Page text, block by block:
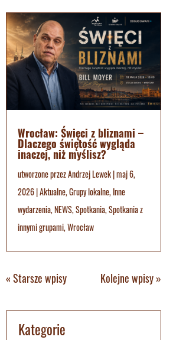
Wrocław: Święci z bliznami –
Dlaczego świętość wygląda
inaczej, niż myślisz?
utworzone przezAndrzej Lewek|maj 6,
2026|Aktualne,Grupy lokalne, Inne
wydarzenia,NEWS,Spotkania,Spotkania z
innymi grupami,Wrocław
« Starsze wpisy Kolejne wpisy »
Kategorie